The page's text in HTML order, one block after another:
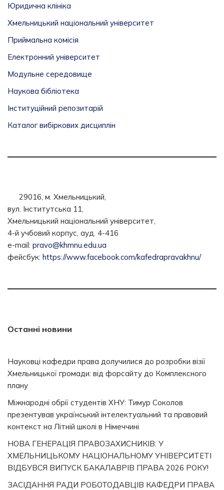
Юридична клініка
Хмельницький національний університет
Приймальна комісія
Електронний університет
Модульне середовище
Наукова бібліотека
Інституційний репозитарій
Каталог вибіркових дисциплін
29016, м. Хмельницький,
вул. Інститутська 11,
Хмельницький національний університет,
4-й учбовий корпус, ауд. 4-416
e-mail: pravo@khmnu.edu.ua
фейсбук: https://www.facebook.com/kafedrapravakhnu/
Останні новини
Науковці кафедри права долучилися до розробки візії
Хмельницької громади: від форсайту до Комплексного
плану
Міжнародні обрії студентів ХНУ: Тимур Соколов
презентував український інтелектуальний та правовий
контекст на Літній школі в Німеччині
НОВА ГЕНЕРАЦІЯ ПРАВОЗАХИСНИКІВ: У
ХМЕЛЬНИЦЬКОМУ НАЦІОНАЛЬНОМУ УНІВЕРСИТЕТІ
ВІДБУВСЯ ВИПУСК БАКАЛАВРІВ ПРАВА 2026 РОКУ!
ЗАСІДАННЯ РАДИ РОБОТОДАВЦІВ КАФЕДРИ ПРАВА